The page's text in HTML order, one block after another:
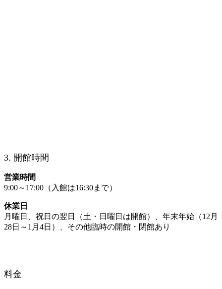
3. 開館時間
営業時間
9:00～17:00（入館は16:30まで）
休業日
月曜日、祝日の翌日（土・日曜日は開館）、年末年始（12月
28日～1月4日）、その他臨時の開館・閉館あり
料金